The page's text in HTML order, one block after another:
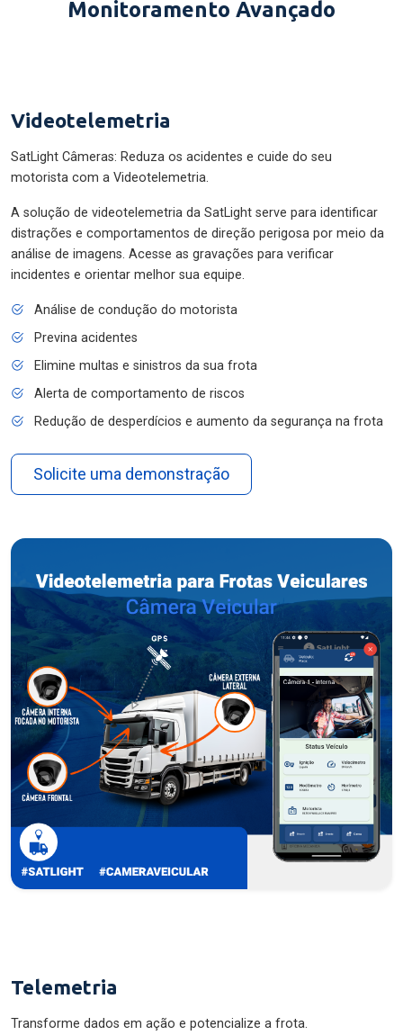
Monitoramento Avançado
Videotelemetria
SatLight Câmeras: Reduza os acidentes e cuide do seu
motorista com a Videotelemetria.
A solução de videotelemetria da SatLight serve para identificar
distrações e comportamentos de direção perigosa por meio da
análise de imagens. Acesse as gravações para verificar
incidentes e orientar melhor sua equipe.
Análise de condução do motorista
Previna acidentes
Elimine multas e sinistros da sua frota
Alerta de comportamento de riscos
Redução de desperdícios e aumento da segurança na frota
Solicite uma demonstração
Telemetria
Transforme dados em ação e potencialize a frota.